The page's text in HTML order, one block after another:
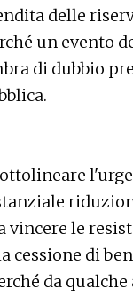
delle
un evento
di dubbio
vincere le
cessione di
da